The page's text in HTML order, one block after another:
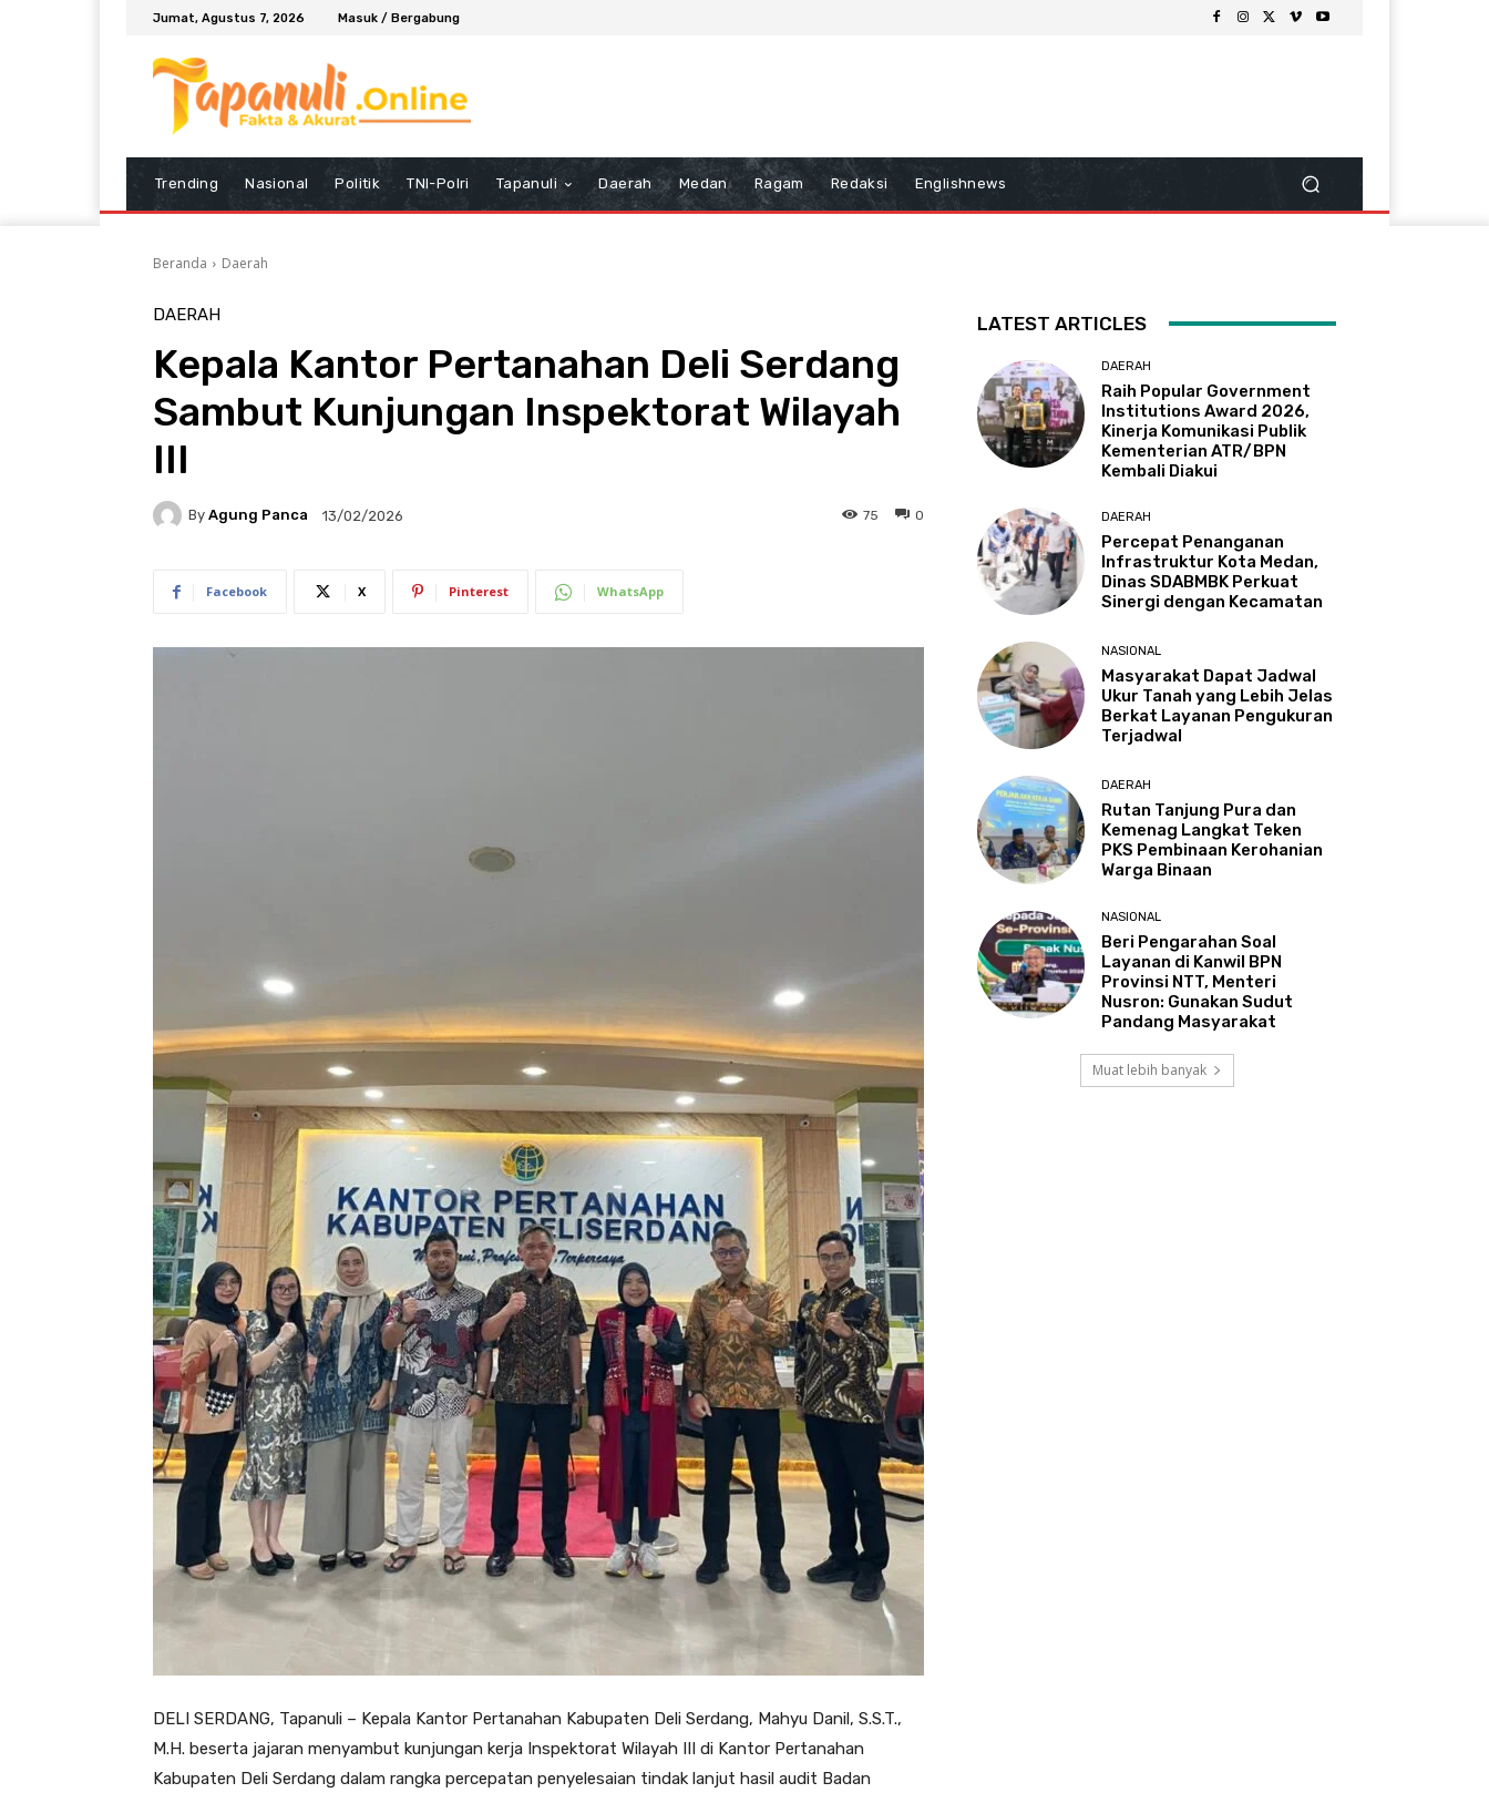
Jumat, Agustus 7, 2026 Masuk / Bergabung
Trending Nasional Politik TNI-Polri Tapanuli Daerah Medan Ragam Redaksi Englishnews
Beranda Daerah
DAERAH
Kepala Kantor Pertanahan Deli Serdang
Sambut Kunjungan Inspektorat Wilayah
III
By Agung Panca 13/02/2026 0
75
Facebook X Pinterest WhatsApp
DELI SERDANG, Tapanuli – Kepala Kantor Pertanahan Kabupaten Deli Serdang, Mahyu Danil, S.S.T.,
M.H. beserta jajaran menyambut kunjungan kerja Inspektorat Wilayah III di Kantor Pertanahan
Kabupaten Deli Serdang dalam rangka percepatan penyelesaian tindak lanjut hasil audit Badan
LATEST ARTICLES
DAERAH
Raih Popular Government
Institutions Award 2026,
Kinerja Komunikasi Publik
Kementerian ATR/BPN
Kembali Diakui
DAERAH
Percepat Penanganan
Infrastruktur Kota Medan,
Dinas SDABMBK Perkuat
Sinergi dengan Kecamatan
NASIONAL
Masyarakat Dapat Jadwal
Ukur Tanah yang Lebih Jelas
Berkat Layanan Pengukuran
Terjadwal
DAERAH
Rutan Tanjung Pura dan
Kemenag Langkat Teken
PKS Pembinaan Kerohanian
Warga Binaan
NASIONAL
Beri Pengarahan Soal
Layanan di Kanwil BPN
Provinsi NTT, Menteri
Nusron: Gunakan Sudut
Pandang Masyarakat
Muat lebih banyak